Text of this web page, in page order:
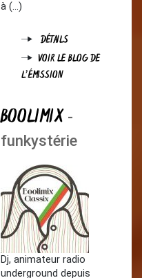
à (…)
DÉTAILS
VOIR LE BLOG DE
L'ÉMISSION
BOOLIMIX -
funkystérie
Dj, animateur radio
underground depuis